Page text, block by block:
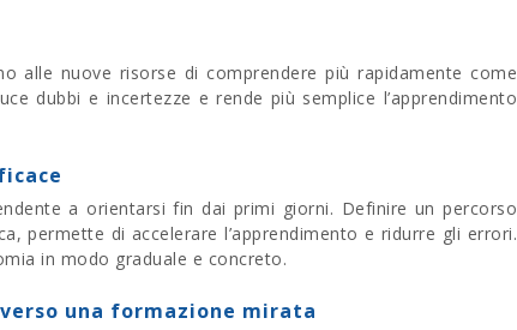
alle nuove risorse di comprendere più rapidamente come
dubbi e incertezze e rende più semplice l’apprendimento
a orientarsi fin dai primi giorni. Definire un percorso
permette di accelerare l’apprendimento e ridurre gli errori.
in modo graduale e concreto.
una formazione mirata